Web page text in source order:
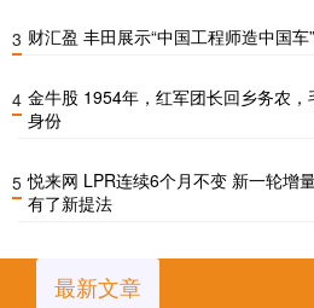
3 财汇盈 丰田展示“中国工程师造中国
4 金牛股 1954年，红军团长回乡务农
身份
5 悦来网 LPR连续6个月不变 新一轮增
有了新提法
最新文章